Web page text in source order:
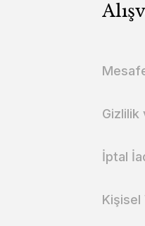
Gizlilik
İptal
Kişisel